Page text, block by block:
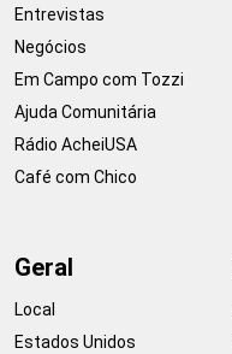
Entrevistas
Negócios
Em Campo com Tozzi
Ajuda Comunitária
Rádio AcheiUSA
Café com Chico
Geral
Local
Estados Unidos